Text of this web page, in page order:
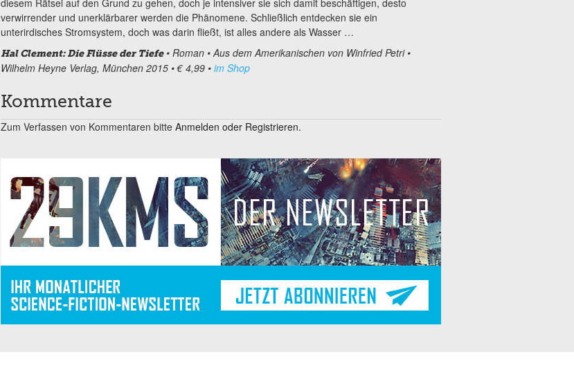
diesem Rätsel auf den Grund zu gehen, doch je intensiver sie sich damit beschäftigen, desto
verwirrender und unerklärbarer werden die Phänomene. Schließlich entdecken sie ein
unterirdisches Stromsystem, doch was darin fließt, ist alles andere als Wasser …
Hal Clement: Die Flüsse der Tiefe • Roman • Aus dem Amerikanischen von Winfried Petri •
Wilhelm Heyne Verlag, München 2015 • € 4,99 • im Shop
Kommentare
Zum Verfassen von Kommentaren bitte Anmelden oder Registrieren.